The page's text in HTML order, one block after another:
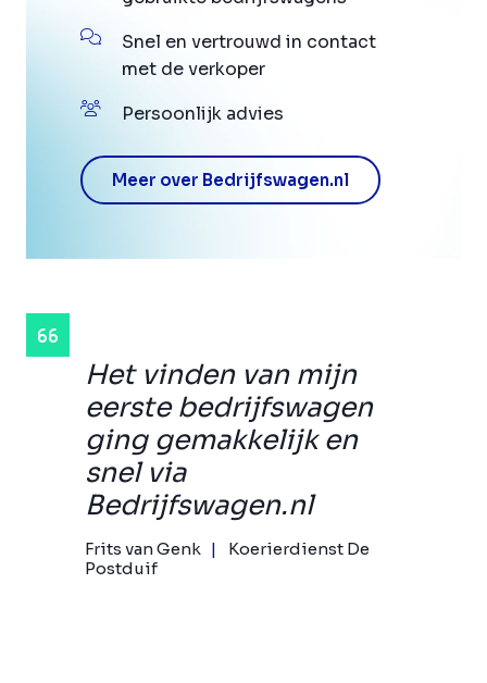
Het vinden van mijn
eerste bedrijfswagen
ging gemakkelijk en
snel via
Bedrijfswagen.nl
Frits van Genk
Koerierdienst De
Postduif
Snel en vertrouwd in contact
met de verkoper
Persoonlijk advies
Meer over Bedrijfswagen.nl